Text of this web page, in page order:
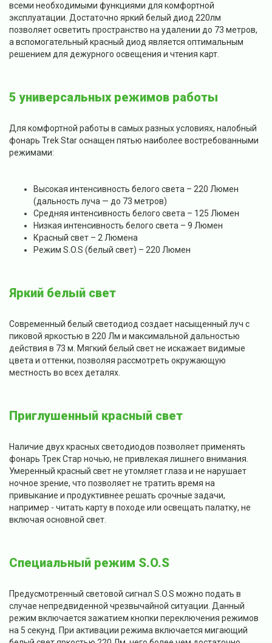
всеми необходимыми функциями для комфортной
эксплуатации. Достаточно яркий белый диод 220лм
позволяет осветить пространство на удалении до 73 метров,
а вспомогательный красный диод является оптимальным
решением для дежурного освещения и чтения карт.
5 универсальных режимов работы
Для комфортной работы в самых разных условиях, налобный
фонарь Trek Star оснащен пятью наиболее востребованными
режимами:
Высокая интенсивность белого света – 220 Люмен
(дальность луча — до 73 метров)
Средняя интенсивность белого света – 125 Люмен
Низкая интенсивность белого света – 9 Люмен
Красный свет – 2 Люмена
Режим S.O.S (белый свет) – 220 Люмен
Яркий белый свет
Современный белый светодиод создает насыщенный луч с
пиковой яркостью в 220 Лм и максимальной дальностью
действия в 73 м. Мягкий белый свет не искажает видимые
цвета и оттенки, позволяя рассмотреть окружающую
местность во всех деталях.
Приглушенный красный свет
Наличие двух красных светодиодов позволяет применять
фонарь Трек Стар ночью, не привлекая лишнего внимания.
Умеренный красный свет не утомляет глаза и не нарушает
ночное зрение, что позволяет не тратить время на
привыкание и продуктивнее решать срочные задачи,
например - читать карту в походе или освещать палатку, не
включая основной свет.
Специальный режим S.O.S
Предусмотренный световой сигнал S.O.S можно подать в
случае непредвиденной чрезвычайной ситуации. Данный
режим включается зажатием кнопки переключения режимов
на 5 секунд. При активации режима включается мигающий